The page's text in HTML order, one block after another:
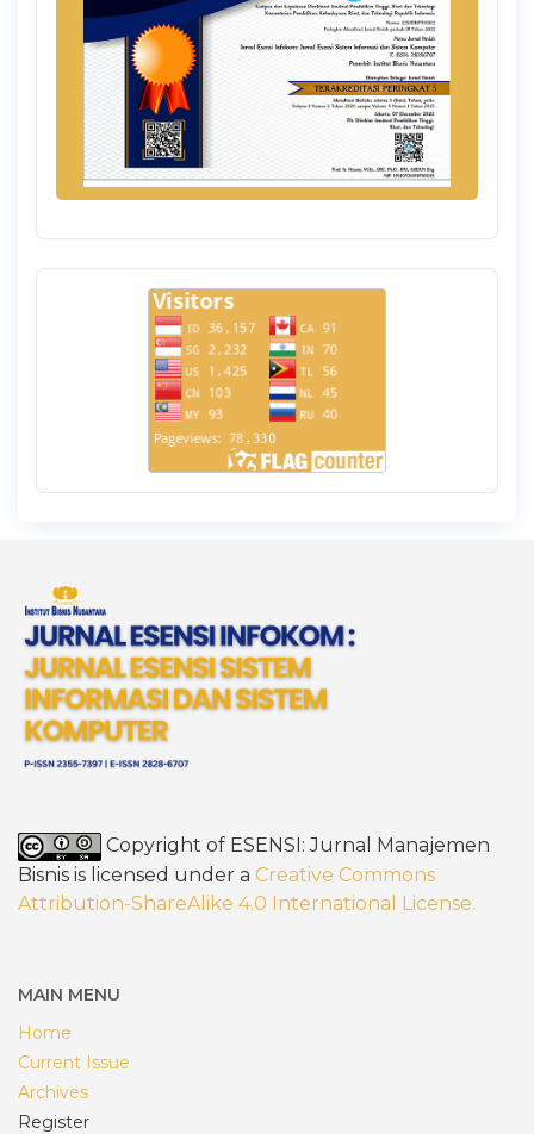
Copyright of ESENSI: Jurnal Manajemen
Bisnis is licensed under a Creative Commons
Attribution-ShareAlike 4.0 International License.
MAIN MENU
Home
Current Issue
Archives
Register